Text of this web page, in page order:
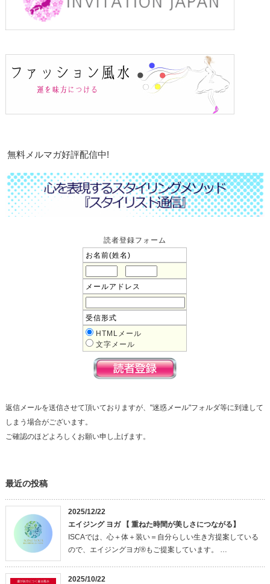
無料メルマガ好評配信中!
読者登録フォーム
お名前(姓名)
メールアドレス
受信形式
HTMLメール
文字メール
返信メールを送信させて頂いておりますが、"迷惑メール"フォルダ等に到達して
しまう場合がございます。
ご確認のほどよろしくお願い申し上げます。
最近の投稿
2025/12/22
エイジング ヨガ 【 重ねた時間が美しさにつながる】
ISCAでは、心＋体＋装い＝自分らしい生き方提案している
ので、エイジングヨガ®もご提案しています。 …
2025/10/22